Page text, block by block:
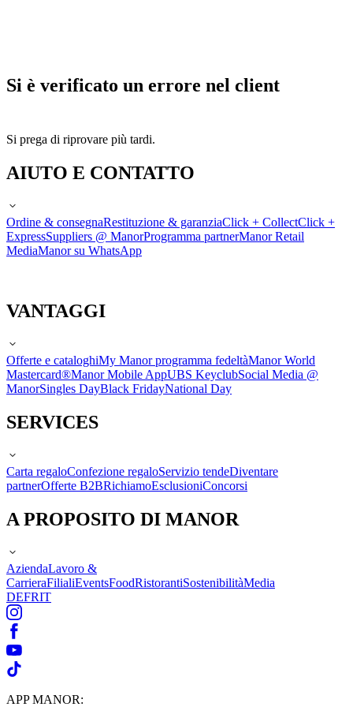
Si è verificato un errore nel client
Si prega di riprovare più tardi.
AIUTO E CONTATTO
Ordine & consegnaRestituzione & garanziaClick + CollectClick +
ExpressSuppliers @ ManorProgramma partnerManor Retail
MediaManor su WhatsApp
VANTAGGI
Offerte e cataloghiMy Manor programma fedeltàManor World
Mastercard®Manor Mobile AppUBS KeyclubSocial Media @
ManorSingles DayBlack FridayNational Day
SERVICES
Carta regaloConfezione regaloServizio tendeDiventare
partnerOfferte B2BRichiamoEsclusioniConcorsi
A PROPOSITO DI MANOR
AziendaLavoro &
CarrieraFilialiEventsFoodRistorantiSostenibilitàMedia
DEFRIT
APP MANOR: